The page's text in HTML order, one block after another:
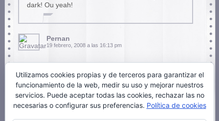
dark! Ou yeah!
Pernan
19 febrero, 2008 a las 16:13 pm
Conozco a Nadia y a Eider bueno este video el
que se han currado!
Utilizamos cookies propias y de terceros para garantizar el
funcionamiento de la web, medir su uso y mejorar nuestros
servicios. Puede aceptar todas las cookies, rechazar las no
necesarias o configurar sus preferencias. Política de cookies